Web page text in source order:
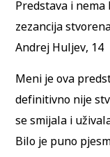
Predstava i
zezancija
Andrej Huljev, 14
Meni je ova
definitivno nije
se smijala i
Bilo je puno